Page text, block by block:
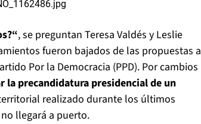
, se preguntan Teresa Valdés y Leslie
fueron bajados de las propuestas a
Por la Democracia (PPD). Por cambios
la precandidatura presidencial de un
realizado durante los últimos
llegará a puerto.